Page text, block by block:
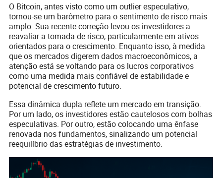
O Bitcoin, antes visto como um outlier especulativo,
tornou-se um barômetro para o sentimento de risco mais
amplo. Sua recente correção levou os investidores a
reavaliar a tomada de risco, particularmente em ativos
orientados para o crescimento. Enquanto isso, à medida
que os mercados digerem dados macroeconômicos, a
atenção está se voltando para os lucros corporativos
como uma medida mais confiável de estabilidade e
potencial de crescimento futuro.
Essa dinâmica dupla reflete um mercado em transição.
Por um lado, os investidores estão cautelosos com bolhas
especulativas. Por outro, estão colocando uma ênfase
renovada nos fundamentos, sinalizando um potencial
reequilíbrio das estratégias de investimento.